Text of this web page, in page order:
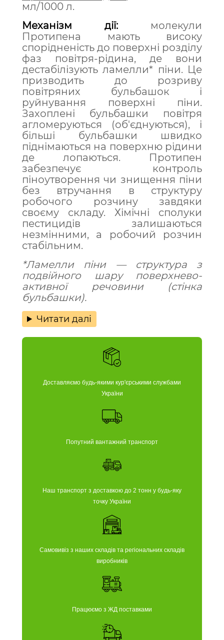
мл/1000 л.
Механізм дії: молекули
Протипена мають високу
спорідненість до поверхні розділу
фаз повітря-рідина, де вони
дестабілізують ламелли* піни. Це
призводить до розриву
повітряних бульбашок і
руйнування поверхні піни.
Захоплені бульбашки повітря
агломеруються (об'єднуються), і
більші бульбашки швидко
піднімаються на поверхню рідини
де лопаються. Протипен
забезпечує контроль
піноутворення чи знищення піни
без втручання в структуру
робочого розчину завдяки
своєму складу. Хімічні сполуки
пестицидів залишаються
незмінними, а робочий розчин
стабільним.
*Ламелли піни — структура з
подвійного шару поверхнево-
активної речовини (стінка
бульбашки).
Читати далі
Доставляємо будь-якими кур'єрськими службами
України
Попутний вантажний транспорт
Наш транспорт з доставкою до 2 тонн у будь-яку
точку України
Самовивіз з наших складів та регіональних складів
виробників
Працюємо з ЖД поставками